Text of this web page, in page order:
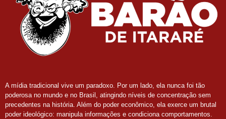
A mídia tradicional vive um paradoxo. Por um lado, ela nunca foi tão
poderosa no mundo e no Brasil, atingindo níveis de concentração sem
precedentes na história. Além do poder econômico, ela exerce um brutal
poder ideológico: manipula informações e condiciona comportamentos.